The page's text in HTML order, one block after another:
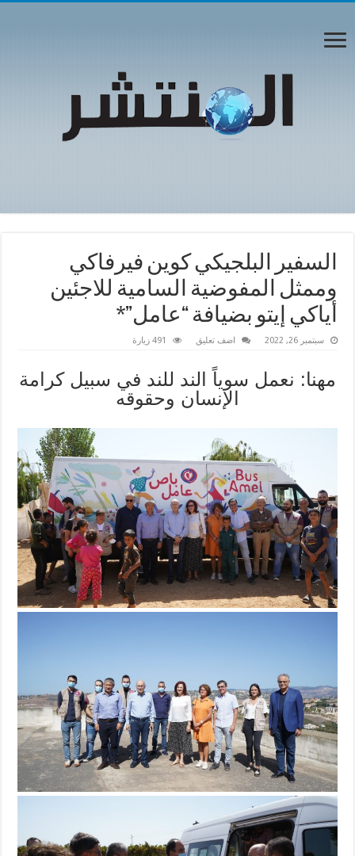
السفير البلجيكي كوين فيرفاكي
وممثل المفوضية السامية للاجئين
أياكي إيتو بضيافة “عامل”*
سبتمبر 26, 2022 اضف تعليق 491 زيارة
مهنا: نعمل سوياً الند للند في سبيل كرامة
الإنسان وحقوقه